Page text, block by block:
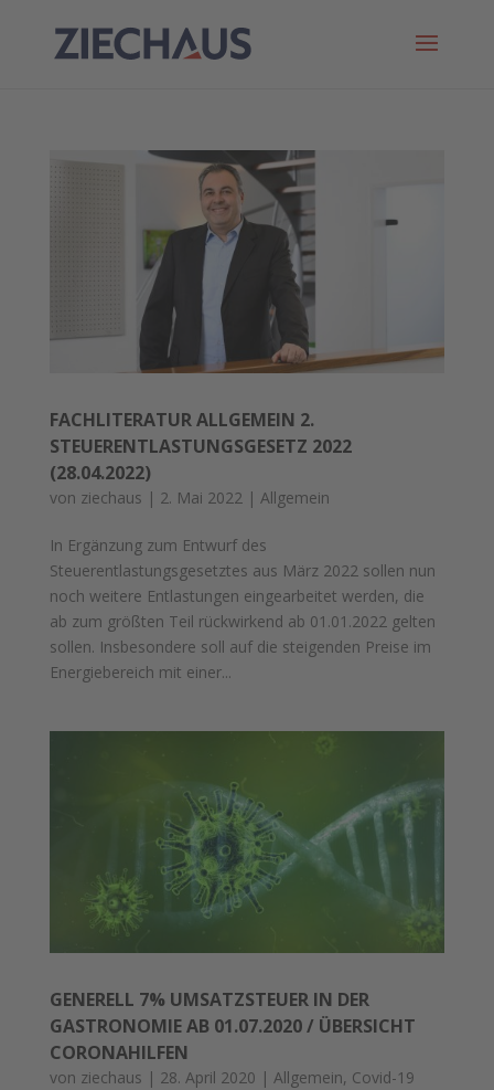
FACHLITERATUR ALLGEMEIN 2.
STEUERENTLASTUNGSGESETZ 2022
(28.04.2022)
von ziechaus | 2. Mai 2022 | Allgemein
In Ergänzung zum Entwurf des
Steuerentlastungsgesetztes aus März 2022 sollen nun
noch weitere Entlastungen eingearbeitet werden, die
ab zum größten Teil rückwirkend ab 01.01.2022 gelten
sollen. Insbesondere soll auf die steigenden Preise im
Energiebereich mit einer...
GENERELL 7% UMSATZSTEUER IN DER
GASTRONOMIE AB 01.07.2020 / ÜBERSICHT
CORONAHILFEN
von ziechaus | 28. April 2020 | Allgemein, Covid-19